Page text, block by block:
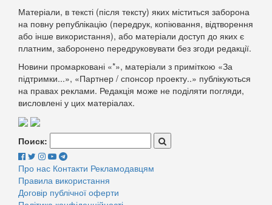
Матеріали, в тексті (після тексту) яких міститься заборона
на повну републікацію (передрук, копіювання, відтворення
або інше використання), або матеріали доступ до яких є
платним, заборонено передруковувати без згоди редакції.
Новини промарковані «*», матеріали з приміткою «За
підтримки...», «Партнер / спонсор проекту..» публікуються
на правах реклами. Редакція може не поділяти погляди,
висловлені у цих матеріалах.
Поиск:
Про нас Контакти Рекламодавцям
Правила використання
Договір публічної оферти